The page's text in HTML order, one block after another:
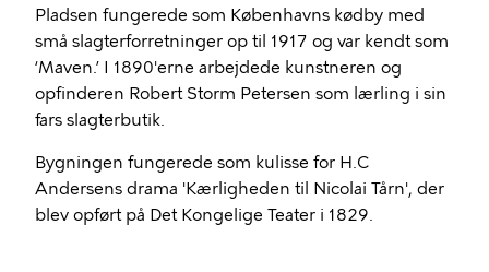
Pladsen fungerede som Københavns kødby med
små slagterforretninger op til 1917 og var kendt som
‘Maven.’ I 1890'erne arbejdede kunstneren og
opfinderen Robert Storm Petersen som lærling i sin
fars slagterbutik.
Bygningen fungerede som kulisse for H.C
Andersens drama 'Kærligheden til Nicolai Tårn', der
blev opført på Det Kongelige Teater i 1829.